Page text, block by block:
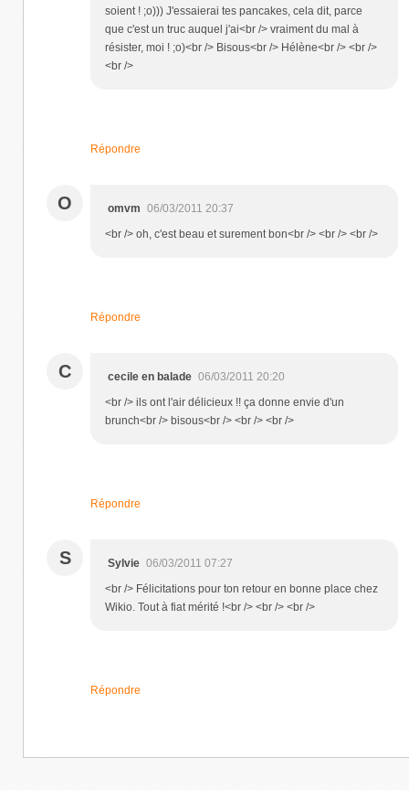
soient ! ;o))) J'essaierai tes pancakes, cela dit, parce
que c'est un truc auquel j'ai<br /> vraiment du mal à
résister, moi ! ;o)<br /> Bisous<br /> Hélène<br /> <br />
<br />
Répondre
O omvm 06/03/2011 20:37
<br /> oh, c'est beau et surement bon<br /> <br /> <br />
Répondre
C cecile en balade 06/03/2011 20:20
<br /> ils ont l'air délicieux !! ça donne envie d'un
brunch<br /> bisous<br /> <br /> <br />
Répondre
S Sylvie 06/03/2011 07:27
<br /> Félicitations pour ton retour en bonne place chez
Wikio. Tout à fiat mérité !<br /> <br /> <br />
Répondre